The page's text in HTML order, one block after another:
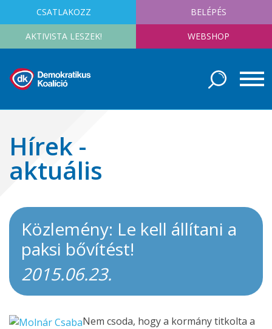
CSATLAKOZZ BELÉPÉS
AKTIVISTA LESZEK! WEBSHOP
Hírek -
aktuális
Közlemény: Le kell állítani a
paksi bővítést!
2015.06.23.
Nem csoda, hogy a kormány titkolta a